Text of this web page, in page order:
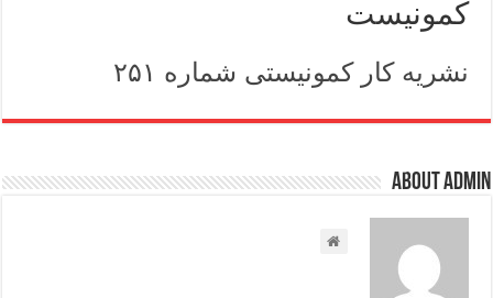
کمونیست
نشریه کار کمونیستی شماره ۲۵۱
About admin